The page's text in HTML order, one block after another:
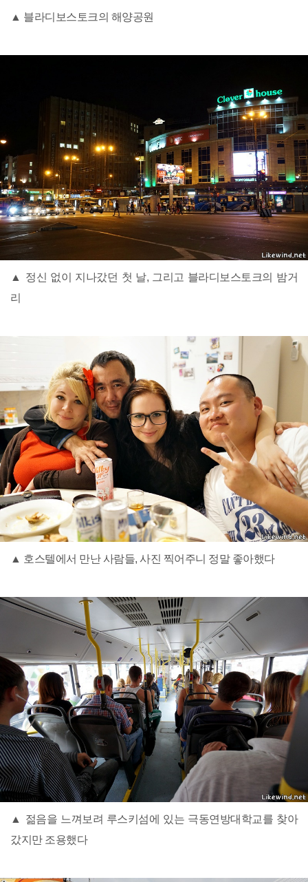
▲ 블라디보스토크의 해양공원
▲ 정신 없이 지나갔던 첫 날, 그리고 블라디보스토크의 밤거
리
▲ 호스텔에서 만난 사람들, 사진 찍어주니 정말 좋아했다
▲ 젊음을 느껴보려 루스키섬에 있는 극동연방대학교를 찾아
갔지만 조용했다